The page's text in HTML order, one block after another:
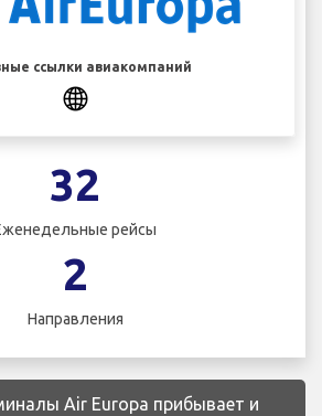
ссылки авиакомпаний
32
рейсы
2
Направления
Air Europa прибывает и